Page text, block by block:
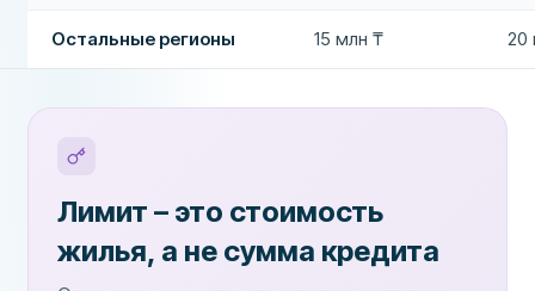
Остальные регионы 15 млн ₸ 20
Лимит – это стоимость
жилья, а не сумма кредита